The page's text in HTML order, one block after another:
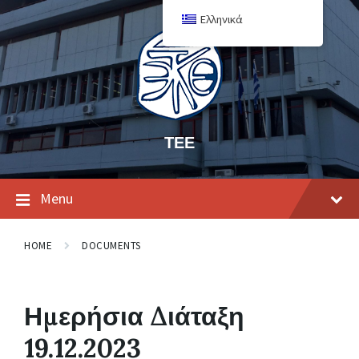
ΤΕΕ
Menu
HOME DOCUMENTS
Ημερήσια Διάταξη
19.12.2023
Ελληνικά